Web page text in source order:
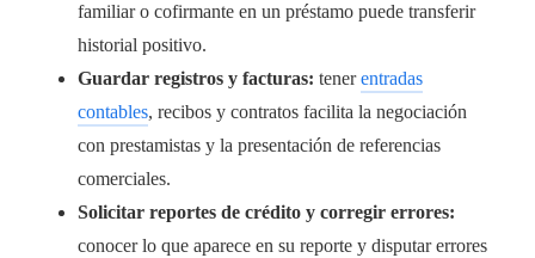
familiar o cofirmante en un préstamo puede transferir
historial positivo.
Guardar registros y facturas: tenerentradas
contables, recibos y contratos facilita la negociación
con prestamistas y la presentación de referencias
comerciales.
Solicitar reportes de crédito y corregir errores:
conocer lo que aparece en su reporte y disputar errores